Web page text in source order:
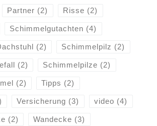
Partner (2) Risse (2)
Schimmelgutachten (4)
(2) Schimmelpilz (2)
(2) Schimmelpilze (2)
(2) Tipps (2)
Versicherung (3) video (4)
(2) Wandecke (3)